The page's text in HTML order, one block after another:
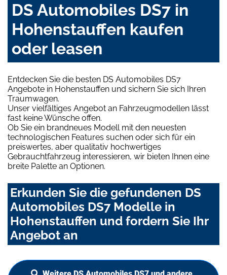
DS Automobiles DS7 in
Hohenstauffen kaufen
oder leasen
Entdecken Sie die besten DS Automobiles DS7
Angebote in Hohenstauffen und sichern Sie sich Ihren
Traumwagen.
Unser vielfältiges Angebot an Fahrzeugmodellen lässt
fast keine Wünsche offen.
Ob Sie ein brandneues Modell mit den neuesten
technologischen Features suchen oder sich für ein
preiswertes, aber qualitativ hochwertiges
Gebrauchtfahrzeug interessieren, wir bieten Ihnen eine
breite Palette an Optionen.
Erkunden Sie die gefundenen DS
Automobiles DS7 Modelle in
Hohenstauffen und fordern Sie Ihr
Angebot an